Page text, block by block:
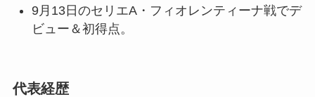
9月13日のセリエA・フィオレンティーナ戦でデ
ビュー＆初得点。
代表経歴